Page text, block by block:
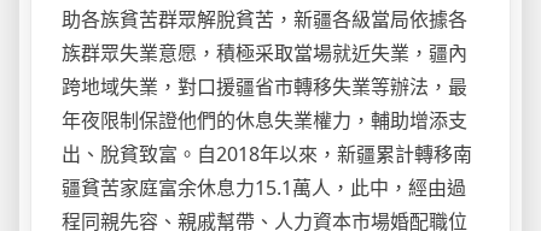
助各族貧苦群眾解脫貧苦，新疆各級當局依據各
族群眾失業意愿，積極采取當場就近失業，疆內
跨地域失業，對口援疆省市轉移失業等辦法，最
年夜限制保證他們的休息失業權力，輔助增添支
出、脫貧致富。自2018年以來，新疆累計轉移南
疆貧苦家庭富余休息力15.1萬人，此中，經由過
程同親先容、親戚幫帶、人力資本市場婚配職位